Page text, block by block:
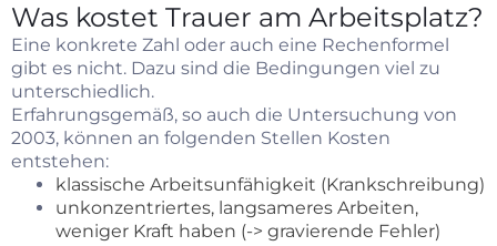
Was kostet Trauer am Arbeitsplatz?
Eine konkrete Zahl oder auch eine Rechenformel
gibt es nicht. Dazu sind die Bedingungen viel zu
unterschiedlich.
Erfahrungsgemäß, so auch die Untersuchung von
2003, können an folgenden Stellen Kosten
entstehen:
klassische Arbeitsunfähigkeit (Krankschreibung)
unkonzentriertes, langsameres Arbeiten,
weniger Kraft haben (-> gravierende Fehler)